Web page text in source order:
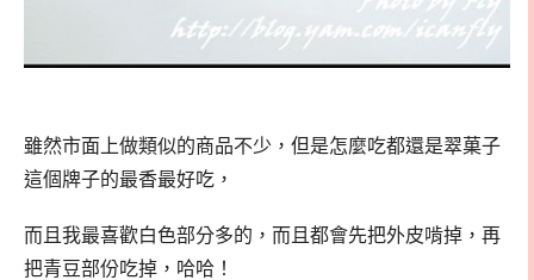
雖然市面上做類似的商品不少，但是怎麼吃都還是翠菓子
這個牌子的最香最好吃，
而且我最喜歡白色部分多的，而且都會先把外皮啃掉，再
把青豆部份吃掉，哈哈！